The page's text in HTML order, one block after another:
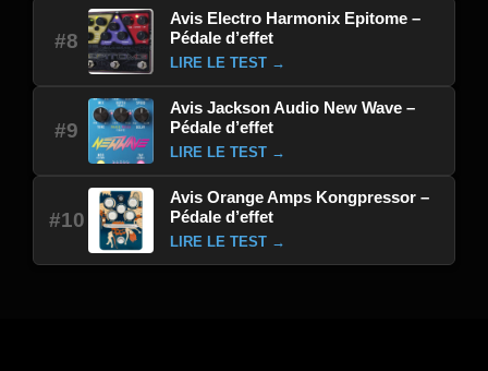
#8
Avis Electro Harmonix Epitome –
Pédale d’effet
LIRE LE TEST →
#9
Avis Jackson Audio New Wave –
Pédale d’effet
LIRE LE TEST →
#10
Avis Orange Amps Kongpressor –
Pédale d’effet
LIRE LE TEST →